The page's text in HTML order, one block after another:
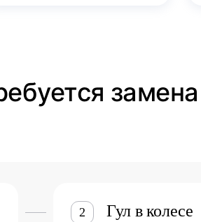
2 Гул в колесе